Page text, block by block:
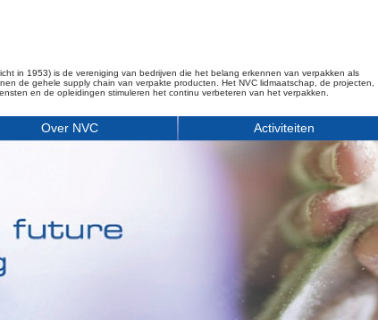
in 1953) is de vereniging van bedrijven die het belang erkennen van verpakken als
de gehele supply chain van verpakte producten. Het NVC lidmaatschap, de projecten,
en de opleidingen stimuleren het continu verbeteren van het verpakken.
Over NVC Activiteiten